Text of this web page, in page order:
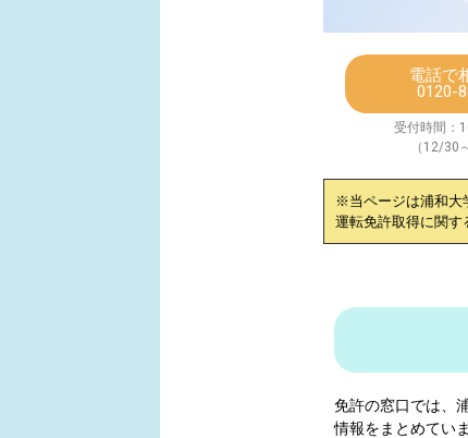
電話で
0120-
受付時間：
（12/30
※当ページは浦和大
運転免許取得に関す
免許の窓口では、
情報をまとめていま